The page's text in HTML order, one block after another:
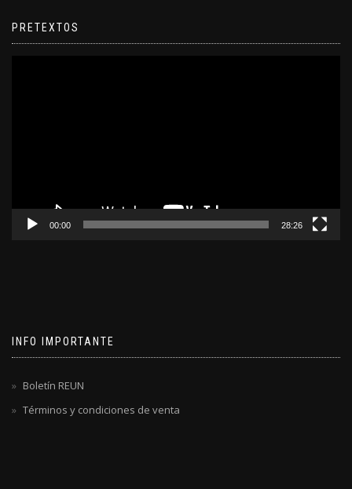
PRETEXTOS
00:00 28:26
INFO IMPORTANTE
Boletín REUN
Términos y condiciones de venta